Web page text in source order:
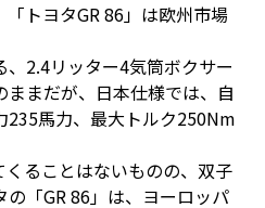
トヨタGR 86」は欧州市場
2.4リッター4気筒ボクサー
まだが、日本仕様では、自
235馬力、最大トルク250Nm
くることはないものの、双子
「GR 86」は、ヨーロッパ